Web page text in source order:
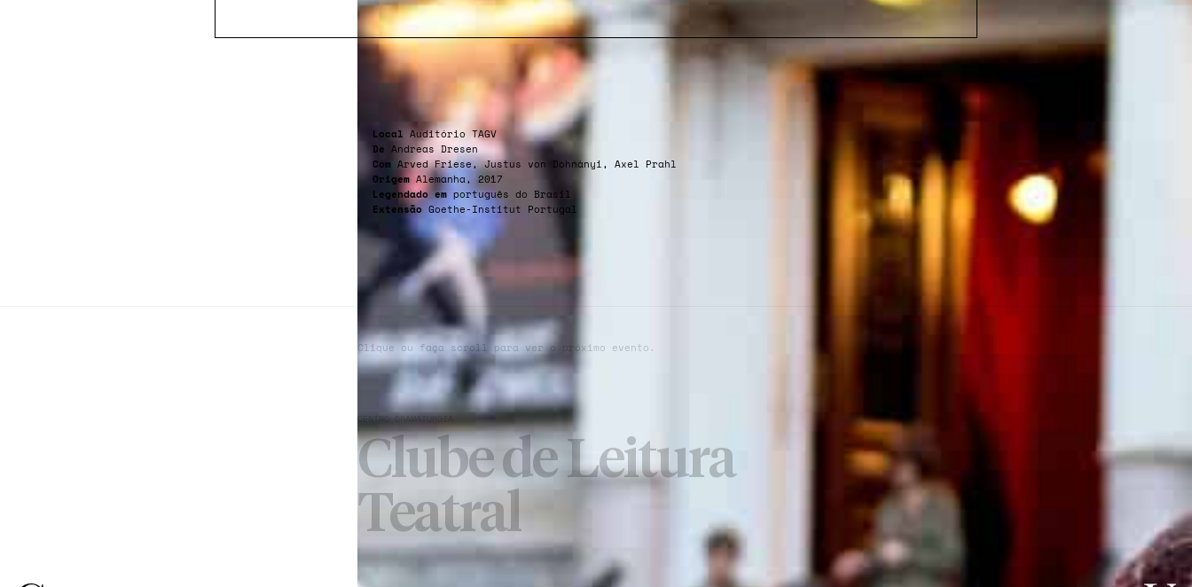
Local Auditório TAGV
De Andreas Dresen
Com Arved Friese, Justus von Dohnányi, Axel Prahl
Origem Alemanha, 2017
Legendado em português do Brasil
Extensão Goethe-Institut Portugal
Clique ou faça scroll para ver o próximo evento.
CENTRO DRAMATURGIA
Clube de Leitura
Teatral